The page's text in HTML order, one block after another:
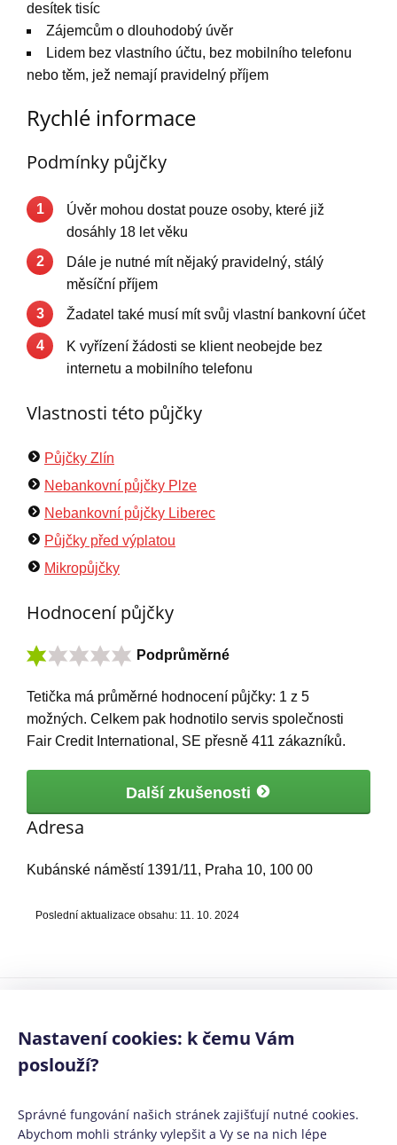
desítek tisíc
Zájemcům o dlouhodobý úvěr
Lidem bez vlastního účtu, bez mobilního telefonu
nebo těm, jež nemají pravidelný příjem
Rychlé informace
Podmínky půjčky
1
Úvěr mohou dostat pouze osoby, které již
dosáhly 18 let věku
2
Dále je nutné mít nějaký pravidelný, stálý
měsíční příjem
3
Žadatel také musí mít svůj vlastní bankovní účet
4
K vyřízení žádosti se klient neobejde bez
internetu a mobilního telefonu
Vlastnosti této půjčky
Půjčky Zlín
Nebankovní půjčky Plze
Nebankovní půjčky Liberec
Půjčky před výplatou
Mikropůjčky
Hodnocení půjčky
Podprůměrné
Tetička má průměrné hodnocení půjčky: 1 z 5
možných. Celkem pak hodnotilo servis společnosti
Fair Credit International, SE přesně 411 zákazníků.
Další zkušenosti
Adresa
Kubánské náměstí 1391/11, Praha 10, 100 00
Poslední aktualizace obsahu: 11. 10. 2024
Máte dotaz či připomínku? Napište náminfo@coolpujcky.cz
©CoolPujcky.cz
Váš nezávislý odborný srovnávač půjček pro rok 2026
Provozovatel: Ve spolupráci s
Nastavení cookies: k čemu Vám
poslouží?
Správné fungování našich stránek zajišťují nutné cookies.
Abychom mohli stránky vylepšit a Vy se na nich lépe